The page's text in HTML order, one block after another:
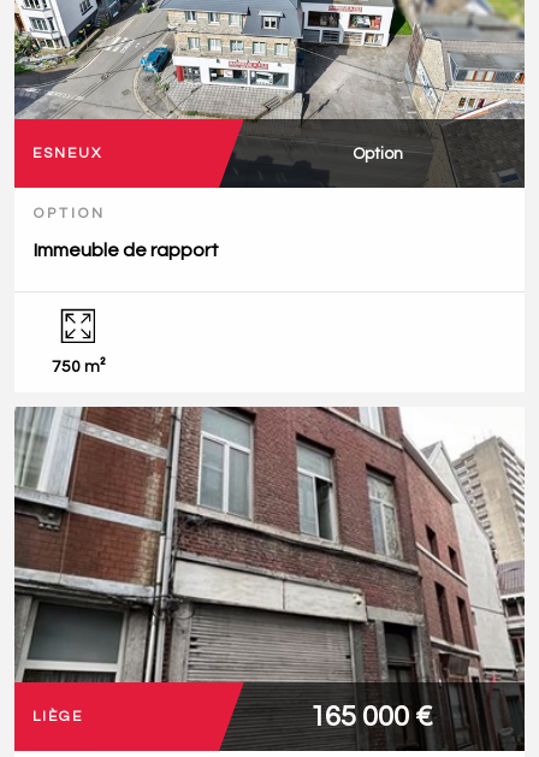
ESNEUX Option
OPTION
Immeuble de rapport
750 m²
LIÈGE 165 000 €